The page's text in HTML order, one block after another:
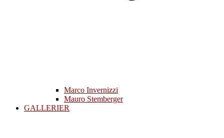
Marco Invernizzi
Mauro Stemberger
GALLERIER